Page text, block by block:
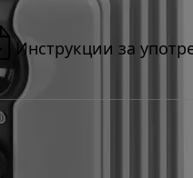
Инструкции за